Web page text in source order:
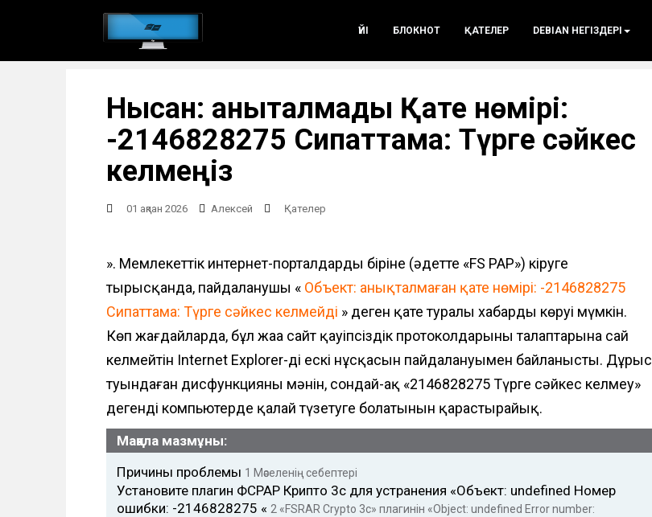
г
ҮЙІ БЛОКНОТ ҚАТЕЛЕР DEBIAN НЕГІЗДЕРІ
Нысан: анықталмады Қате нөмірі:
-2146828275 Сипаттама: Түрге сәйкес
келмеңіз
01 ақпан 2026 Алексей Қателер
». Мемлекеттік интернет-порталдардың біріне (әдетте «FS PAP») кіруге
тырысқанда, пайдаланушы « Объект: анықталмаған қате нөмірі: -2146828275
Сипаттама: Түрге сәйкес келмейді » деген қате туралы хабарды көруі мүмкін.
Көп жағдайларда, бұл жаңа сайт қауіпсіздік протоколдарының талаптарына сай
келмейтін Internet Explorer-дің ескі нұсқасын пайдалануымен байланысты. Дұрыс
туындаған дисфункцияның мәнін, сондай-ақ «2146828275 Түрге сәйкес келмеу»
дегенді компьютерде қалай түзетуге болатынын қарастырайық.
Мақала мазмұны:
Причины проблемы 1 Мәселенің себептері
Установите плагин ФСРАР Крипто 3с для устранения «Объект: undefined Номер
ошибки: -2146828275 « 2 «FSRAR Crypto 3c» плагинін «Object: undefined Error number: